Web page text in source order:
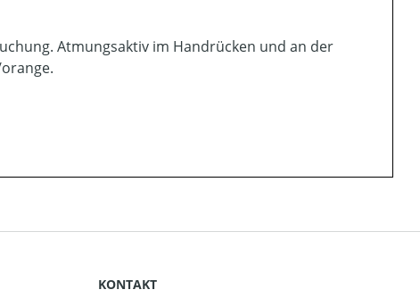
Atmungsaktiv im Handrücken und an der
KONTAKT